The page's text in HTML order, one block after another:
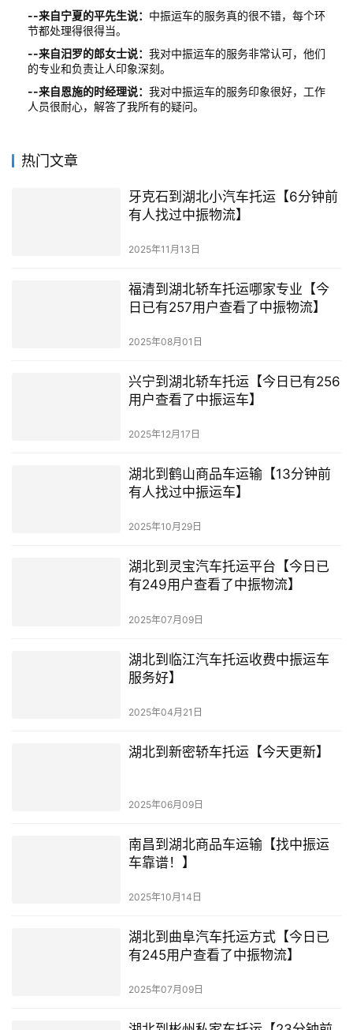
--来自宁夏的平先生说： 中振运车的服务真的很不错，每个环
节都处理得很得当。
--来自汨罗的郎女士说： 我对中振运车的服务非常认可，他们
的专业和负责让人印象深刻。
--来自恩施的时经理说： 我对中振运车的服务印象很好，工作
人员很耐心，解答了我所有的疑问。
热门文章
牙克石到湖北小汽车托运【6分钟前
有人找过中振物流】
2025年11月13日
福清到湖北轿车托运哪家专业【今
日已有257用户查看了中振物流】
2025年08月01日
兴宁到湖北轿车托运【今日已有256
用户查看了中振运车】
2025年12月17日
湖北到鹤山商品车运输【13分钟前
有人找过中振运车】
2025年10月29日
湖北到灵宝汽车托运平台【今日已
有249用户查看了中振物流】
2025年07月09日
湖北到临江汽车托运收费中振运车
服务好】
2025年04月21日
湖北到新密轿车托运【今天更新】
2025年06月09日
南昌到湖北商品车运输【找中振运
车靠谱！】
2025年10月14日
湖北到曲阜汽车托运方式【今日已
有245用户查看了中振物流】
2025年07月09日